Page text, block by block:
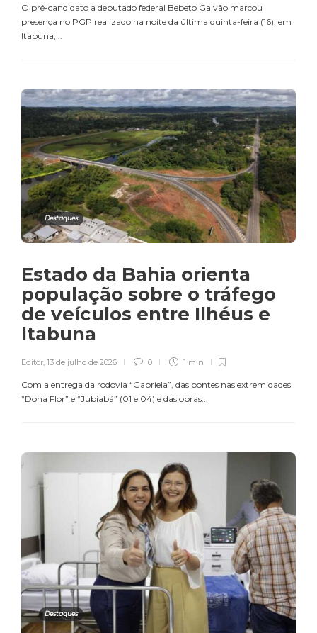
O pré-candidato a deputado federal Bebeto Galvão marcou
presença no PGP realizado na noite da última quinta-feira (16), em
Itabuna,...
Destaques
Estado da Bahia orienta
população sobre o tráfego
de veículos entre Ilhéus e
Itabuna
Editor, 13 de julho de 2026 0 1 min
Com a entrega da rodovia “Gabriela”, das pontes nas extremidades
“Dona Flor” e “Jubiabá” (01 e 04) e das obras...
Destaques